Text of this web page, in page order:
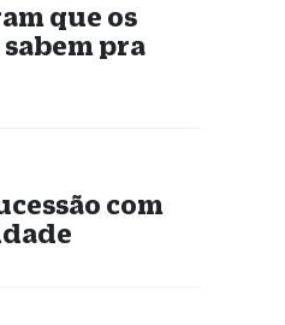
que os
pra
com